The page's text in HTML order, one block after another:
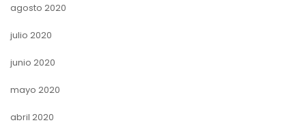
agosto 2020
julio 2020
junio 2020
mayo 2020
abril 2020